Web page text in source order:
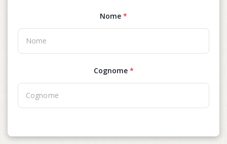
Nome *
Cognome *